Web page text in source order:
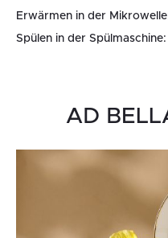
Erwärmen in der
Spülen in der Spülmaschine:
AD